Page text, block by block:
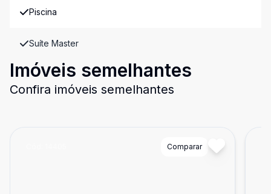
Piscina
Suíte Master
Imóveis semelhantes
Confira imóveis semelhantes
Comparar